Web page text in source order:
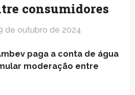
consumidores
de outubro de 2024
paga a conta de água
moderação entre